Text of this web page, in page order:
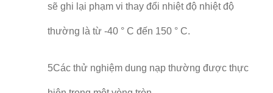
sẽ ghi lại phạm vi thay đổi nhiệt độ nhiệt độ
thường là từ -40 ° C đến 150 ° C.
5Các thử nghiệm dung nạp thường được thực